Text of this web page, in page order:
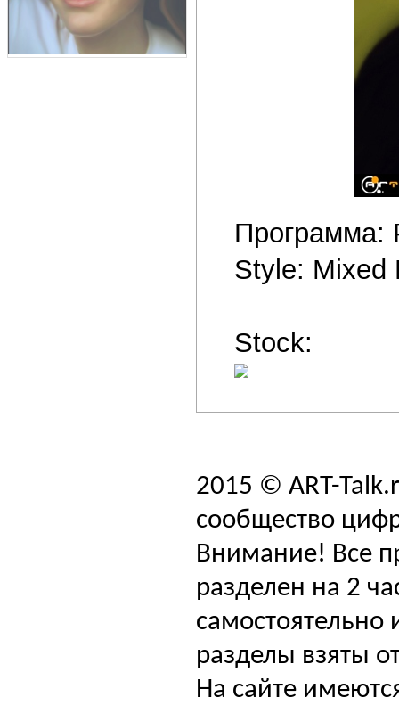
Программа:
Style: Mixed
Stock:
2015 © ART-
сообщество
Внимание! Все
разделен на 2
самостоятельно
разделы взяты
На сайте